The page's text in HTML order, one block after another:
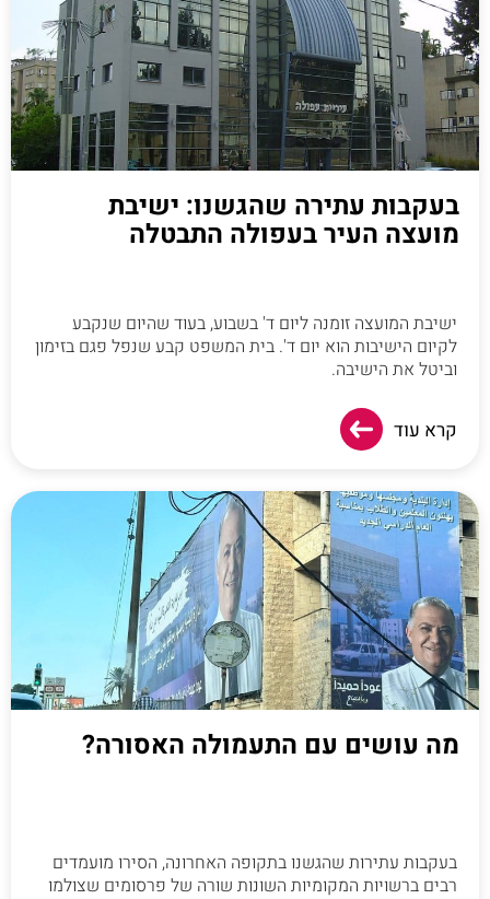
בעקבות עתירה שהגשנו: ישיבת
מועצה העיר בעפולה התבטלה
ישיבת המועצה זומנה ליום ד' בשבוע, בעוד שהיום שנקבע
לקיום הישיבות הוא יום ד'. בית המשפט קבע שנפל פגם בזימון
וביטל את הישיבה.
קרא עוד
מה עושים עם התעמולה האסורה?
בעקבות עתירות שהגשנו בתקופה האחרונה, הסירו מועמדים
רבים ברשויות המקומיות השונות שורה של פרסומים שצולמו